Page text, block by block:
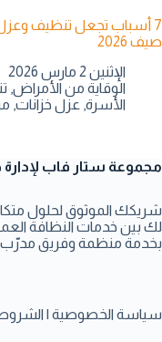
7 أسباب تجعل تنظيف
صيف 2026
الإثنين 2 مارس 2026
الوقاية من الأمراض,
الأسرة, عزل خزانات,
مجموعة ستار فاب لإدارة
شريكك الموثوق لحلول
لك بين خدمات النظافة
بخدمة منظمة وفريق مدرّب
سياسة الخصوصية |